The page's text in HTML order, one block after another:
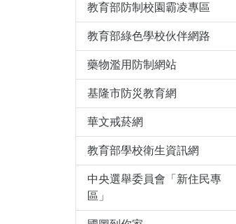
教育部防制校園霸凌專區
教育部綠色學校伙伴網路
藥物濫用防制網站
基隆市防災教育網
華文戒菸網
教育部學校衛生資訊網
中央選舉委員會「新住民專
區」